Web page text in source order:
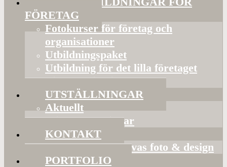
FÖRETAG
Fotokurser för företag och
organisationer
Utbildningspaket
Utbildning för det lilla företaget
Bildorganisering
UTSTÄLLNINGAR
Aktuellt
Mina utställningar
KONTAKT
Presentkort hos Evas foto & design
PORTFOLIO